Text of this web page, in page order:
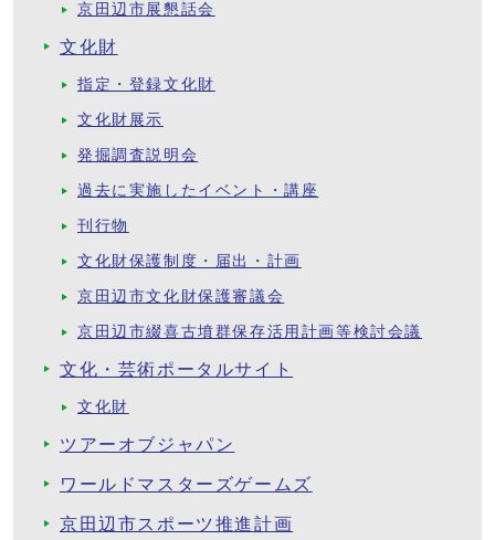
京田辺市展懇話会
文化財
指定・登録文化財
文化財展示
発掘調査説明会
過去に実施したイベント・講座
刊行物
文化財保護制度・届出・計画
京田辺市文化財保護審議会
京田辺市綴喜古墳群保存活用計画等検討会議
文化・芸術ポータルサイト
文化財
ツアーオブジャパン
ワールドマスターズゲームズ
京田辺市スポーツ推進計画